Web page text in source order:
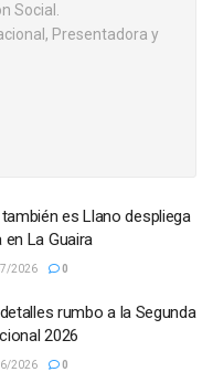
Social.
Presentadora y
es Llano despliega
La Guaira
2026 0
rumbo a la Segunda
2026
2026 0